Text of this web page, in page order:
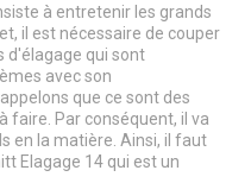
à entretenir les grands
il est nécessaire de couper
d'élagage qui sont
avec son
que ce sont des
faire. Par conséquent, il va
en la matière. Ainsi, il faut
Elagage 14 qui est un